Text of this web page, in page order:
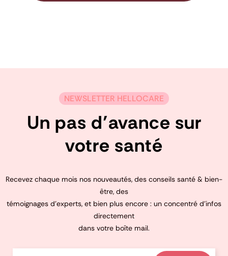
NEWSLETTER HELLOCARE
Un pas d’avance sur
votre santé
Recevez chaque mois nos nouveautés, des conseils santé & bien-
être, des
témoignages d’experts, et bien plus encore : un concentré d’infos
directement
dans votre boîte mail.